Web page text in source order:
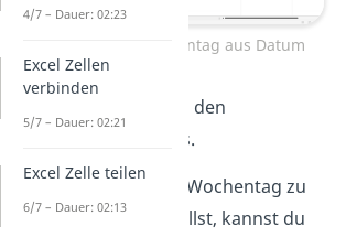
Excel Formel Wochentag aus Datum
erhältst du den
Wochentag des Datums.
Tipp:Wenn du nur den Wochentag zu
einem Datum wissen willst, kannst du
4/7 – Dauer: 02:23
Excel Zellen
verbinden
5/7 – Dauer: 02:21
Excel Zelle teilen
6/7 – Dauer: 02:13